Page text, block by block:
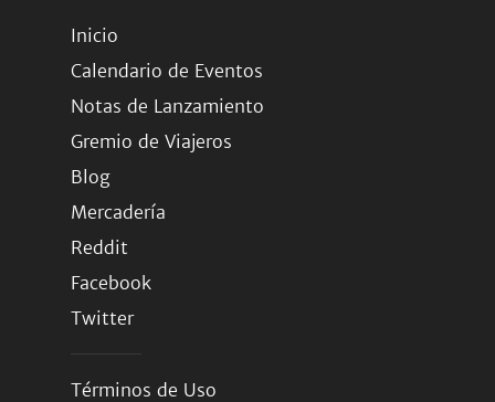
Inicio
Calendario de Eventos
Notas de Lanzamiento
Gremio de Viajeros
Blog
Mercadería
Reddit
Facebook
Twitter
Términos de Uso